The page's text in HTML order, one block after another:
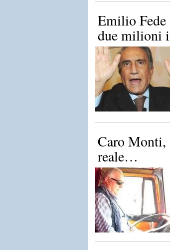
Emilio Fede
due milioni
Caro Monti,
reale…